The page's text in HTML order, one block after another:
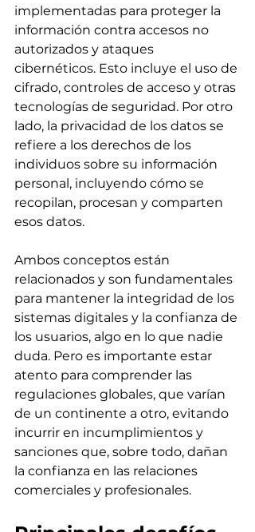
implementadas para proteger la
información contra accesos no
autorizados y ataques
cibernéticos. Esto incluye el uso de
cifrado, controles de acceso y otras
tecnologías de seguridad. Por otro
lado, la privacidad de los datos se
refiere a los derechos de los
individuos sobre su información
personal, incluyendo cómo se
recopilan, procesan y comparten
esos datos.
Ambos conceptos están
relacionados y son fundamentales
para mantener la integridad de los
sistemas digitales y la confianza de
los usuarios, algo en lo que nadie
duda. Pero es importante estar
atento para comprender las
regulaciones globales, que varían
de un continente a otro, evitando
incurrir en incumplimientos y
sanciones que, sobre todo, dañan
la confianza en las relaciones
comerciales y profesionales.